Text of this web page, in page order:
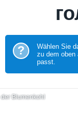
?
Wählen Sie
zu dem oben
passt.
der Blumenkohl